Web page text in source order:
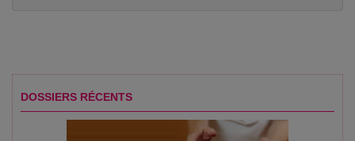
DOSSIERS RÉCENTS